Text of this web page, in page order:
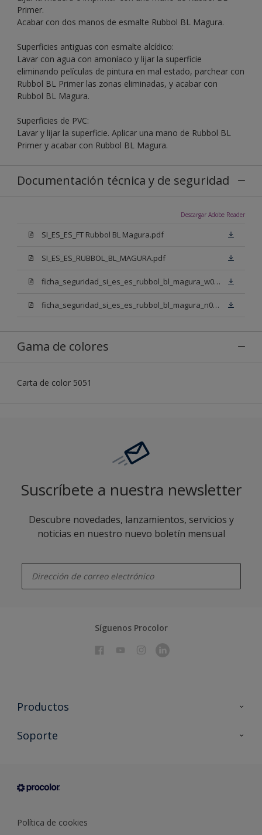
Primer.
Acabar con dos manos de esmalte Rubbol BL Magura.
Superficies antiguas con esmalte alcídico:
Lavar con agua con amoníaco y lijar la superficie
eliminando películas de pintura en mal estado, parchear con
Rubbol BL Primer las zonas eliminadas, y acabar con
Rubbol BL Magura.
Superficies de PVC:
Lavar y lijar la superficie. Aplicar una mano de Rubbol BL
Primer y acabar con Rubbol BL Magura.
Documentación técnica y de seguridad
Descargar Adobe Reader
SI_ES_ES_FT Rubbol BL Magura.pdf
SI_ES_ES_RUBBOL_BL_MAGURA.pdf
ficha_seguridad_si_es_es_rubbol_bl_magura_w05.pdf
ficha_seguridad_si_es_es_rubbol_bl_magura_n00.pdf
Gama de colores
Carta de color 5051
Suscríbete a nuestra newsletter
Descubre novedades, lanzamientos, servicios y
noticias en nuestro nuevo boletín mensual
Síguenos Procolor
Productos
Todos los productos
Condiciones generales de venta
Soporte
Sobre Procolor
Política de cookies